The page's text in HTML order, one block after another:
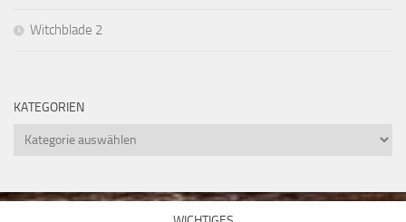
Witchblade 2
KATEGORIEN
Kategorien